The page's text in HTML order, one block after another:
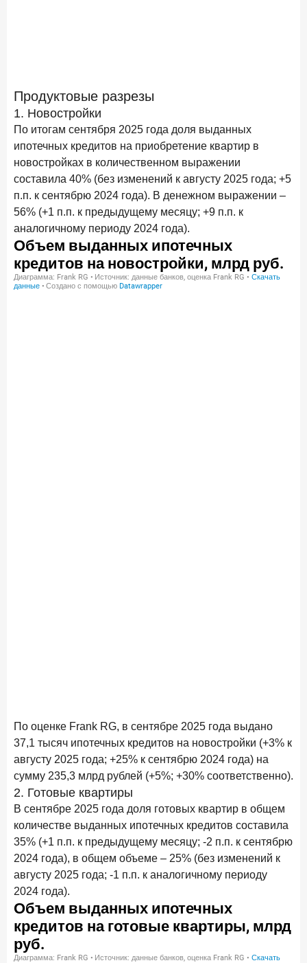
Продуктовые разрезы
1. Новостройки
По итогам сентября 2025 года доля выданных
ипотечных кредитов на приобретение квартир в
новостройках в количественном выражении
составила 40% (без изменений к августу 2025 года; +5
п.п. к сентябрю 2024 года). В денежном выражении –
56% (+1 п.п. к предыдущему месяцу; +9 п.п. к
аналогичному периоду 2024 года).
По оценке Frank RG, в сентябре 2025 года выдано
37,1 тысяч ипотечных кредитов на новостройки (+3% к
августу 2025 года; +25% к сентябрю 2024 года) на
сумму 235,3 млрд рублей (+5%; +30% соответственно).
2. Готовые квартиры
В сентябре 2025 года доля готовых квартир в общем
количестве выданных ипотечных кредитов составила
35% (+1 п.п. к предыдущему месяцу; -2 п.п. к сентябрю
2024 года), в общем объеме – 25% (без изменений к
августу 2025 года; -1 п.п. к аналогичному периоду
2024 года).